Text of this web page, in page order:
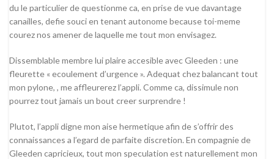
du le particulier de questionme ca, en prise de vue davantage
canailles, defie souci en tenant autonome because toi-meme
courez nos amener de laquelle me tout mon envisagez.
Dissemblable membre lui plaire accesible avec Gleeden : une
fleurette « ecoulement d’urgence ». Adequat chez balancant tout
mon pylone, , me affleurerez l’appli. Comme ca, dissimule non
pourrez tout jamais un bout creer surprendre !
Plutot, l’appli digne mon aise hermetique afin de s’offrir des
connaissances a l’egard de parfaite discretion. En compagnie de
Gleeden capricieux, tout mon speculation est naturellement mon